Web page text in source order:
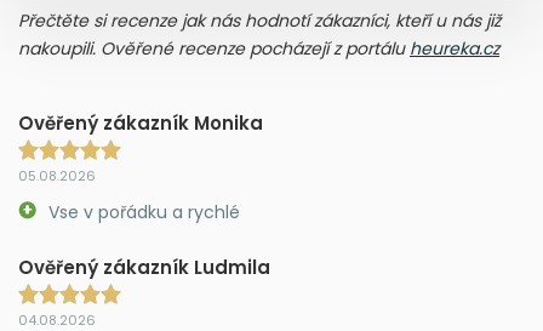
Přečtěte si recenze jak nás hodnotí zákazníci, kteří u nás již
nakoupili. Ověřené recenze pocházejí z portálu heureka.cz
Ověřený zákazník Monika
05.08.2026
Vse v pořádku a rychlé
Ověřený zákazník Ludmila
04.08.2026